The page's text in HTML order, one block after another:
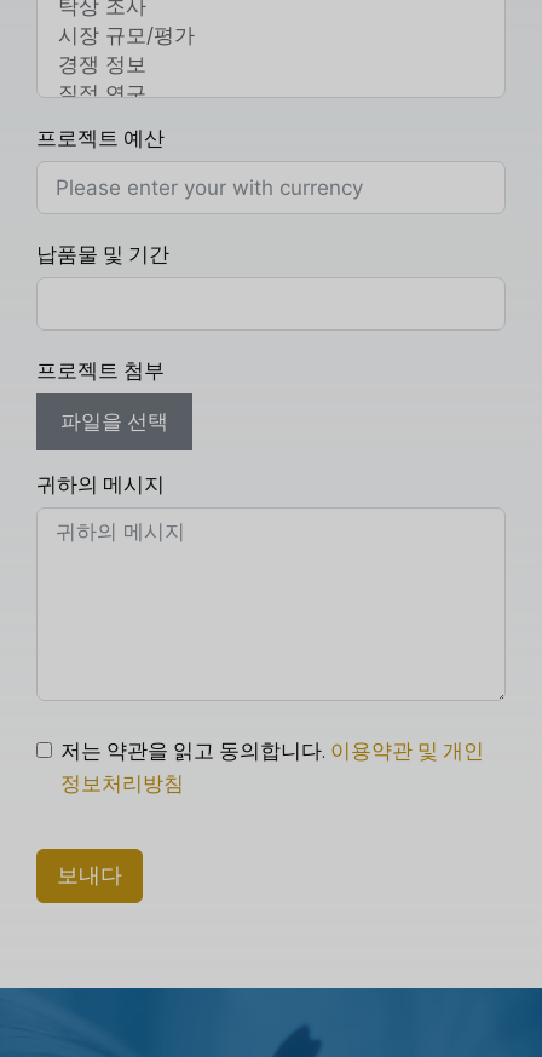
프로젝트 예산
납품물 및 기간
프로젝트 첨부
파일을 선택
귀하의 메시지
저는 약관을 읽고 동의합니다. 이용약관 및 개인
정보처리방침
보내다